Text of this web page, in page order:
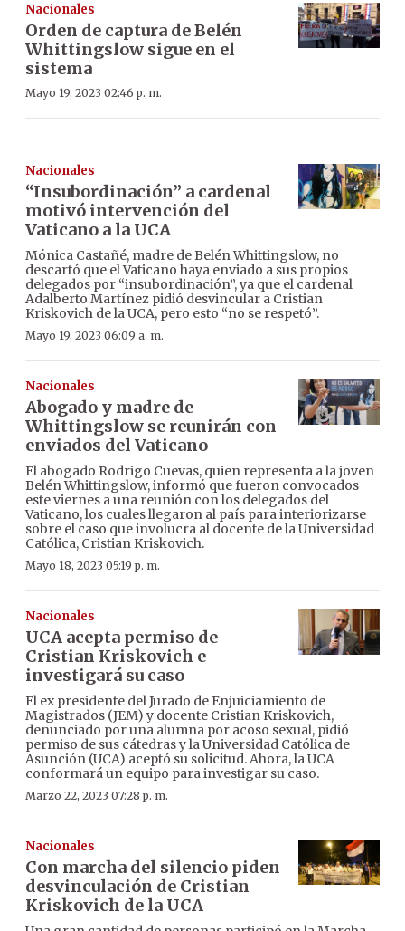
Nacionales
Orden de captura de Belén
Whittingslow sigue en el
sistema
Mayo 19, 2023 02:46 p. m.
Nacionales
“Insubordinación” a cardenal
motivó intervención del
Vaticano a la UCA
Mónica Castañé, madre de Belén Whittingslow, no
descartó que el Vaticano haya enviado a sus propios
delegados por “insubordinación”, ya que el cardenal
Adalberto Martínez pidió desvincular a Cristian
Kriskovich de la UCA, pero esto “no se respetó”.
Mayo 19, 2023 06:09 a. m.
Nacionales
Abogado y madre de
Whittingslow se reunirán con
enviados del Vaticano
El abogado Rodrigo Cuevas, quien representa a la joven
Belén Whittingslow, informó que fueron convocados
este viernes a una reunión con los delegados del
Vaticano, los cuales llegaron al país para interiorizarse
sobre el caso que involucra al docente de la Universidad
Católica, Cristian Kriskovich.
Mayo 18, 2023 05:19 p. m.
Nacionales
UCA acepta permiso de
Cristian Kriskovich e
investigará su caso
El ex presidente del Jurado de Enjuiciamiento de
Magistrados (JEM) y docente Cristian Kriskovich,
denunciado por una alumna por acoso sexual, pidió
permiso de sus cátedras y la Universidad Católica de
Asunción (UCA) aceptó su solicitud. Ahora, la UCA
conformará un equipo para investigar su caso.
Marzo 22, 2023 07:28 p. m.
Nacionales
Con marcha del silencio piden
desvinculación de Cristian
Kriskovich de la UCA